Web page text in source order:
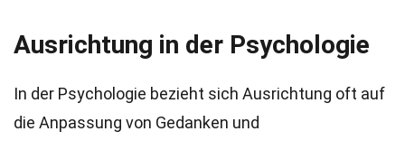
Ausrichtung in der Psychologie
In der Psychologie bezieht sich Ausrichtung oft auf
die Anpassung von Gedanken und